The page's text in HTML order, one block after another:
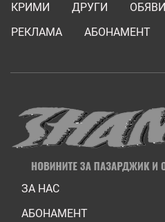
КРИМИ
ДРУГИ ОБЯВИ
РЕКЛАМА
АБОНАМЕНТ
ЗА НАС
АБОНАМЕНТ